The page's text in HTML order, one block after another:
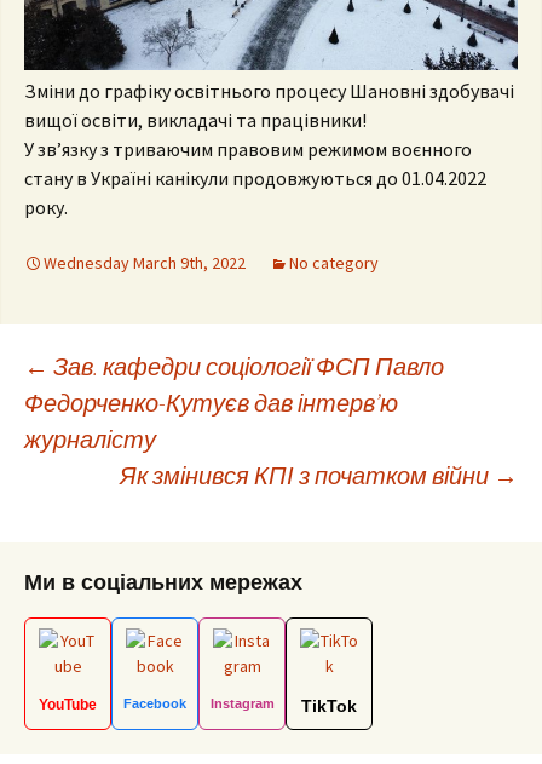
Зміни до графіку освітнього процесу Шановні здобувачі
вищої освіти, викладачі та працівники!
У зв’язку з триваючим правовим режимом воєнного
стану в Україні канікули продовжуються до 01.04.2022
року.
Wednesday March 9th, 2022 No category
Post
navigation
← Зав. кафедри соціології ФСП Павло
Федорченко-Кутуєв дав інтерв’ю
журналісту
Як змінився КПІ з початком війни →
Ми в соціальних мережах
YouTube Facebook Instagram TikTok